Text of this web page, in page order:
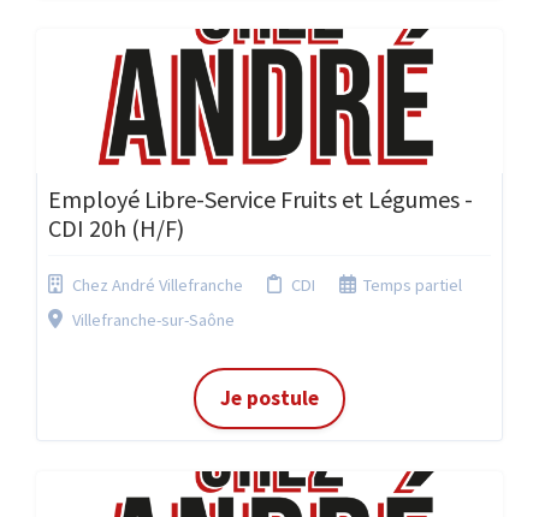
Employé Libre-Service Fruits et Légumes -
CDI 20h (H/F)
Chez André Villefranche CDI
Temps partiel
Villefranche-sur-Saône
Je postule